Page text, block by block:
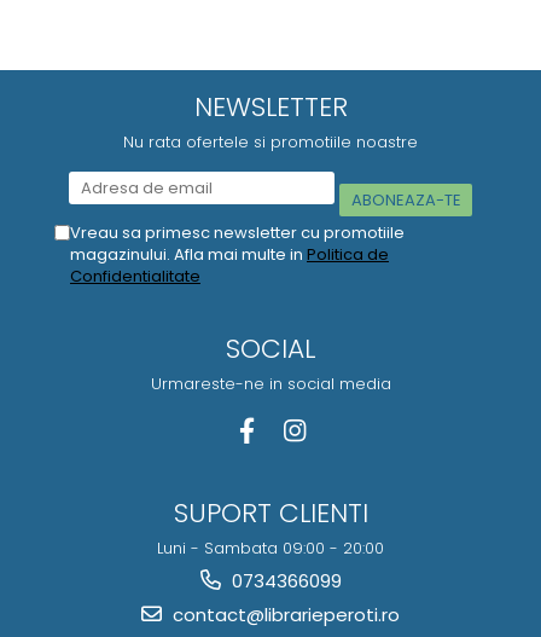
NEWSLETTER
Nu rata ofertele si promotiile noastre
Vreau sa primesc newsletter cu promotiile
magazinului. Afla mai multe in Politica de
Confidentialitate
SOCIAL
Urmareste-ne in social media
SUPORT CLIENTI
Luni - Sambata 09:00 - 20:00
0734366099
contact@librarieperoti.ro